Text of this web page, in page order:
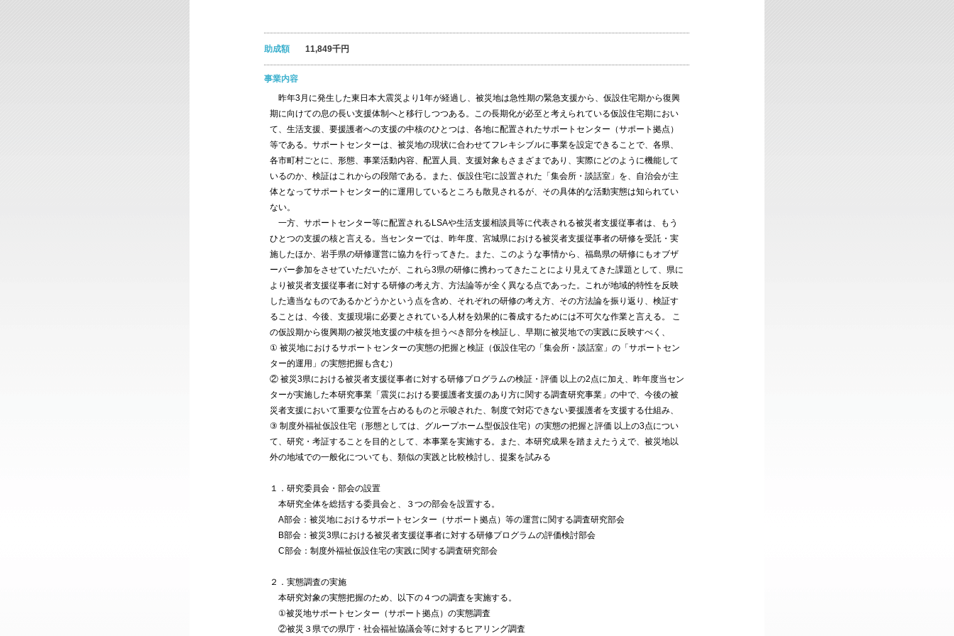
助成額 11,849千円
事業内容
昨年3月に発生した東日本大震災より1年が経過し、被災地は急性期の緊急支援から、仮設住宅期から復興
期に向けての息の長い支援体制へと移行しつつある。この長期化が必至と考えられている仮設住宅期におい
て、生活支援、要援護者への支援の中核のひとつは、各地に配置されたサポートセンター（サポート拠点）
等である。サポートセンターは、被災地の現状に合わせてフレキシブルに事業を設定できることで、各県、
各市町村ごとに、形態、事業活動内容、配置人員、支援対象もさまざまであり、実際にどのように機能して
いるのか、検証はこれからの段階である。また、仮設住宅に設置された「集会所・談話室」を、自治会が主
体となってサポートセンター的に運用しているところも散見されるが、その具体的な活動実態は知られてい
ない。
一方、サポートセンター等に配置されるLSAや生活支援相談員等に代表される被災者支援従事者は、もう
ひとつの支援の核と言える。当センターでは、昨年度、宮城県における被災者支援従事者の研修を受託・実
施したほか、岩手県の研修運営に協力を行ってきた。また、このような事情から、福島県の研修にもオブザ
ーバー参加をさせていただいたが、これら3県の研修に携わってきたことにより見えてきた課題として、県に
より被災者支援従事者に対する研修の考え方、方法論等が全く異なる点であった。これが地域的特性を反映
した適当なものであるかどうかという点を含め、それぞれの研修の考え方、その方法論を振り返り、検証す
ることは、今後、支援現場に必要とされている人材を効果的に養成するためには不可欠な作業と言える。 こ
の仮設期から復興期の被災地支援の中核を担うべき部分を検証し、早期に被災地での実践に反映すべく、
① 被災地におけるサポートセンターの実態の把握と検証（仮設住宅の「集会所・談話室」の「サポートセン
ター的運用」の実態把握も含む）
② 被災3県における被災者支援従事者に対する研修プログラムの検証・評価 以上の2点に加え、昨年度当セン
ターが実施した本研究事業「震災における要援護者支援のあり方に関する調査研究事業」の中で、今後の被
災者支援において重要な位置を占めるものと示唆された、制度で対応できない要援護者を支援する仕組み、
③ 制度外福祉仮設住宅（形態としては、グループホーム型仮設住宅）の実態の把握と評価 以上の3点につい
て、研究・考証することを目的として、本事業を実施する。また、本研究成果を踏まえたうえで、被災地以
外の地域での一般化についても、類似の実践と比較検討し、提案を試みる
１．研究委員会・部会の設置
本研究全体を総括する委員会と、３つの部会を設置する。
A部会：被災地におけるサポートセンター（サポート拠点）等の運営に関する調査研究部会
B部会：被災3県における被災者支援従事者に対する研修プログラムの評価検討部会
C部会：制度外福祉仮設住宅の実践に関する調査研究部会
２．実態調査の実施
本研究対象の実態把握のため、以下の４つの調査を実施する。
①被災地サポートセンター（サポート拠点）の実態調査
②被災３県での県庁・社会福祉協議会等に対するヒアリング調査